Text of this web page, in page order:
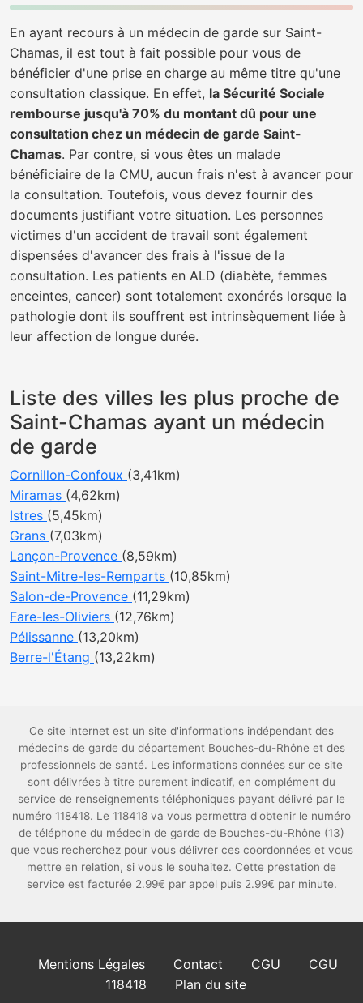
En ayant recours à un médecin de garde sur Saint-
Chamas, il est tout à fait possible pour vous de
bénéficier d'une prise en charge au même titre qu'une
consultation classique. En effet, la Sécurité Sociale
rembourse jusqu'à 70% du montant dû pour une
consultation chez un médecin de garde Saint-
Chamas. Par contre, si vous êtes un malade
bénéficiaire de la CMU, aucun frais n'est à avancer pour
la consultation. Toutefois, vous devez fournir des
documents justifiant votre situation. Les personnes
victimes d'un accident de travail sont également
dispensées d'avancer des frais à l'issue de la
consultation. Les patients en ALD (diabète, femmes
enceintes, cancer) sont totalement exonérés lorsque la
pathologie dont ils souffrent est intrinsèquement liée à
leur affection de longue durée.
Liste des villes les plus proche de
Saint-Chamas ayant un médecin
de garde
Cornillon-Confoux (3,41km)
Miramas (4,62km)
Istres (5,45km)
Grans (7,03km)
Lançon-Provence (8,59km)
Saint-Mitre-les-Remparts (10,85km)
Salon-de-Provence (11,29km)
Fare-les-Oliviers (12,76km)
Pélissanne (13,20km)
Berre-l'Étang (13,22km)
Ce site internet est un site d'informations indépendant des
médecins de garde du département Bouches-du-Rhône et des
professionnels de santé. Les informations données sur ce site
sont délivrées à titre purement indicatif, en complément du
service de renseignements téléphoniques payant délivré par le
numéro 118418. Le 118418 va vous permettra d'obtenir le numéro
de téléphone du médecin de garde de Bouches-du-Rhône (13)
que vous recherchez pour vous délivrer ces coordonnées et vous
mettre en relation, si vous le souhaitez. Cette prestation de
service est facturée 2.99€ par appel puis 2.99€ par minute.
Mentions Légales Contact CGU
CGU
118418
Plan du site